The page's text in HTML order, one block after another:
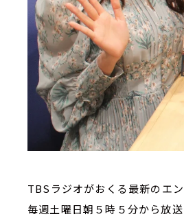
TBSラジオがおくる最新のエ
毎週土曜日朝５時５分から放送